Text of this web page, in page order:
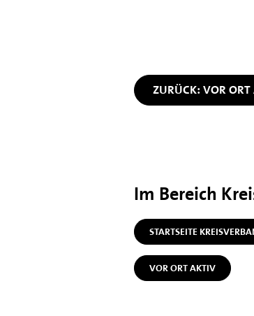
ZURÜCK: VOR
Im Bereich
STARTSEITE
VOR ORT AKTIV